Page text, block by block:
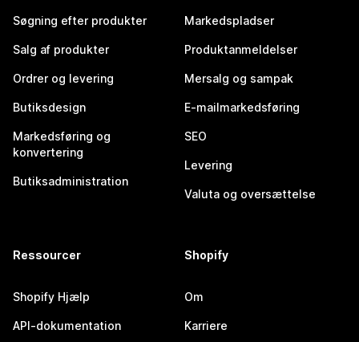
Søgning efter produkter
Salg af produkter
Ordrer og levering
Butiksdesign
Markedsføring og
konvertering
Butiksadministration
Markedspladser
Produktanmeldelser
Mersalg og sampak
E-mailmarkedsføring
SEO
Levering
Valuta og oversættelse
Ressourcer
Shopify Hjælp
API-dokumentation
Shopify
Om
Karriere